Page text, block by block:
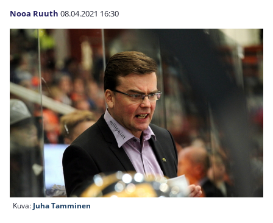
Nooa Ruuth 08.04.2021 16:30
Kuva: Juha Tamminen